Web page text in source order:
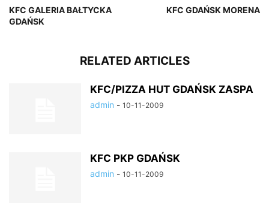
KFC GALERIA BAŁTYCKA
GDAŃSK
KFC GDAŃSK MORENA
RELATED ARTICLES
KFC/PIZZA HUT GDAŃSK ZASPA
admin - 10-11-2009
KFC PKP GDAŃSK
admin - 10-11-2009